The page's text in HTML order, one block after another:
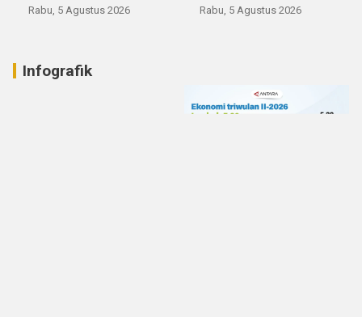
Rabu, 5 Agustus 2026 Rabu, 5 Agustus 2026
Infografik